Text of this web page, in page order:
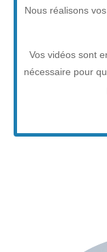
Nous réalisons vos
Vos vidéos sont
nécessaire pour